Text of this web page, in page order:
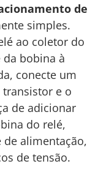
de
simples.
ao coletor do
bobina à
conecte um
transistor e o
de adicionar
do relé,
alimentação,
de tensão.